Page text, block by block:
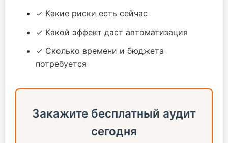
✓ Какие риски есть сейчас
✓ Какой эффект даст автоматизация
✓ Сколько времени и бюджета
потребуется
Закажите бесплатный аудит
сегодня